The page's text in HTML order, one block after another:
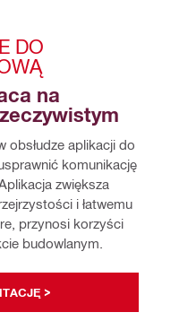
DO
na
obsłudze aplikacji do
komunikację
zwiększa
i łatwemu
przynosi korzyści
budowlanym.
>